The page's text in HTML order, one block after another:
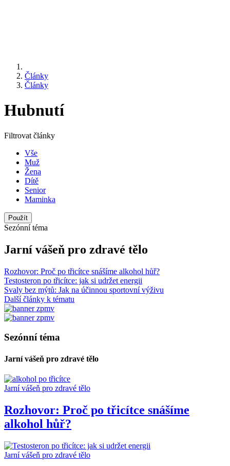
Články
Články
Hubnutí
Filtrovat články
Vše
Muž
Žena
Dítě
Senior
Maminka
Sezónní téma
Jarní vášeň pro zdravé tělo
Rozhovor: Proč po třicítce snášíme alkohol hůř?
Testosteron po třicítce: jak si udržet energii
Svaly bez mýtů: Jak na účinnou sportovní výživu
Další články k tématu
Sezónní téma
Jarní vášeň pro zdravé tělo
Jarní vášeň pro zdravé tělo
Rozhovor: Proč po třicítce snášíme
alkohol hůř?
Jarní vášeň pro zdravé tělo